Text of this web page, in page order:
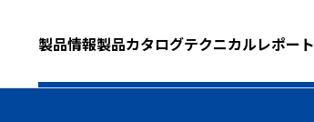
製品情報製品カタログテクニカルレポート